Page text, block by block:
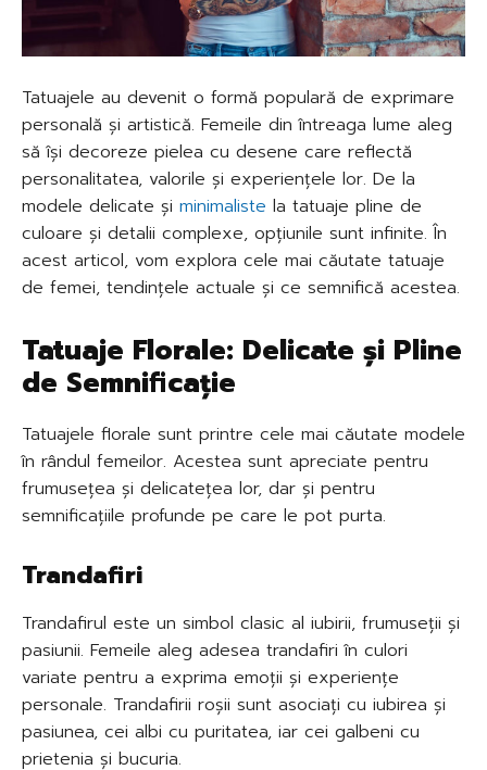
Tatuajele au devenit o formă populară de exprimare
personală și artistică. Femeile din întreaga lume aleg
să își decoreze pielea cu desene care reflectă
personalitatea, valorile și experiențele lor. De la
modele delicate și minimaliste la tatuaje pline de
culoare și detalii complexe, opțiunile sunt infinite. În
acest articol, vom explora cele mai căutate tatuaje
de femei, tendințele actuale și ce semnifică acestea.
Tatuaje Florale: Delicate și Pline
de Semnificație
Tatuajele florale sunt printre cele mai căutate modele
în rândul femeilor. Acestea sunt apreciate pentru
frumusețea și delicatețea lor, dar și pentru
semnificațiile profunde pe care le pot purta.
Trandafiri
Trandafirul este un simbol clasic al iubirii, frumuseții și
pasiunii. Femeile aleg adesea trandafiri în culori
variate pentru a exprima emoții și experiențe
personale. Trandafirii roșii sunt asociați cu iubirea și
pasiunea, cei albi cu puritatea, iar cei galbeni cu
prietenia și bucuria.